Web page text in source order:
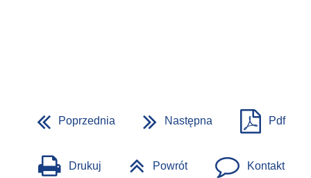
Poprzednia Następna Pdf
Drukuj Powrót Kontakt